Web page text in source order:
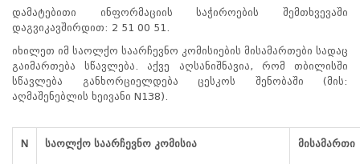
ამომრჩევლებისთვის
საარჩევნო
ადმინისტრაციისთვის
ჩართული
მხარეებისთვის
პროექტები
არჩევნების
სტატისტიკა
„საარჩევნო
დამატებითი ინფორმაციის საჭიროების შემთხვევაში
დაგვიკავშირდით: 2 51 00 51.
იხილეთ იმ საოლქო საარჩევნო კომისიების მისამართები სადაც
გაიმართება სწავლება. აქვე აღსანიშნავია, რომ თბილისში
სწავლება განხორციელდება ცესკოს შენობაში (მის:
აღმაშენებლის ხეივანი N138).
N საოლქო საარჩევნო კომისია მისამართი